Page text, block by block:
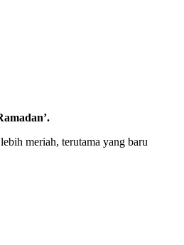
meriah, terutama yang baru